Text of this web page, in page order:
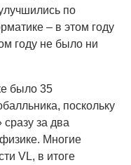
по
– в этом году
году не было ни
было 35
поскольку
сразу за два
Многие
VL, в итоге